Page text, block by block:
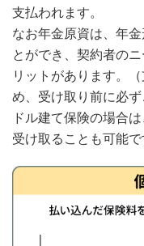
支払われます。
なお年金原資は、年
とができ、契約者の
リットがあります。
め、受け取り前に必ず
ドル建て保険の場合
受け取ることも可能で